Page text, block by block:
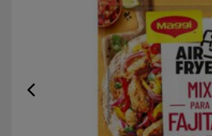
Previous